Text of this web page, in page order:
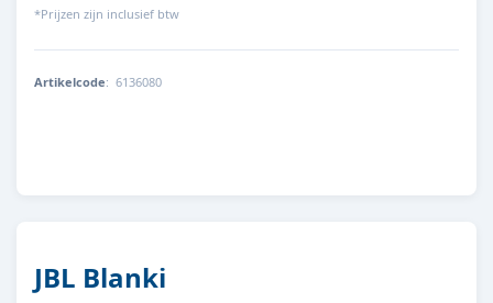
*Prijzen zijn inclusief btw
Artikelcode: 6136080
JBL Blanki